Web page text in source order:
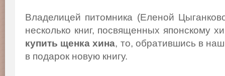
Владелицей питомника (Еленой
несколько книг, посвященных японскому
купить щенка хина, то, обратившись в
в подарок новую книгу.